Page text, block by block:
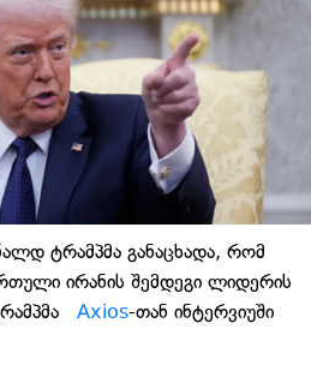
ტრამპმა განაცხადა, რომ
ირანის შემდეგი ლიდერის
Axios-თან ინტერვიუში